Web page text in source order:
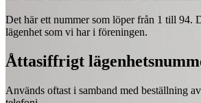
Det här ett nummer som löper från 1 till 94.
lägenhet som vi har i föreningen.
Åttasiffrigt
Används oftast i samband med beställning